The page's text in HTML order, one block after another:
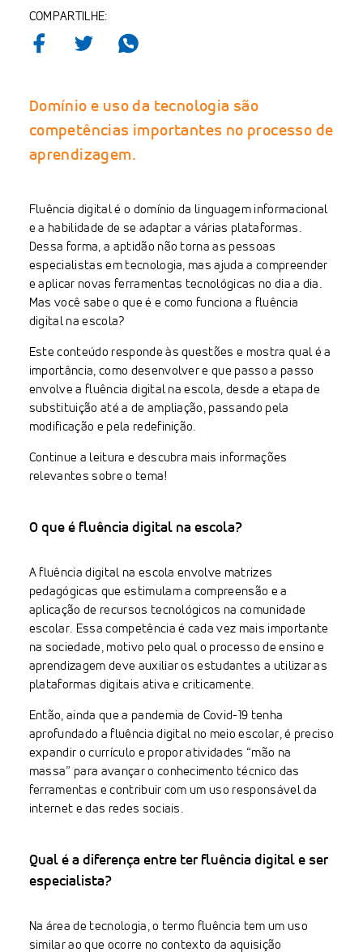
COMPARTILHE:
Domínio e uso da tecnologia são
competências importantes no processo de
aprendizagem.
Fluência digital é o domínio da linguagem informacional
e a habilidade de se adaptar a várias plataformas.
Dessa forma, a aptidão não torna as pessoas
especialistas em tecnologia, mas ajuda a compreender
e aplicar novas ferramentas tecnológicas no dia a dia.
Mas você sabe o que é e como funciona a fluência
digital na escola?
Este conteúdo responde às questões e mostra qual é a
importância, como desenvolver e que passo a passo
envolve a fluência digital na escola, desde a etapa de
substituição até a de ampliação, passando pela
modificação e pela redefinição.
Continue a leitura e descubra mais informações
relevantes sobre o tema!
O que é fluência digital na escola?
A fluência digital na escola envolve matrizes
pedagógicas que estimulam a compreensão e a
aplicação de recursos tecnológicos na comunidade
escolar. Essa competência é cada vez mais importante
na sociedade, motivo pelo qual o processo de ensino e
aprendizagem deve auxiliar os estudantes a utilizar as
plataformas digitais ativa e criticamente.
Então, ainda que a pandemia de Covid-19 tenha
aprofundado a fluência digital no meio escolar, é preciso
expandir o currículo e propor atividades “mão na
massa” para avançar o conhecimento técnico das
ferramentas e contribuir com um uso responsável da
internet e das redes sociais.
Qual é a diferença entre ter fluência digital e ser
especialista?
Na área de tecnologia, o termo fluência tem um uso
similar ao que ocorre no contexto da aquisição